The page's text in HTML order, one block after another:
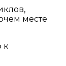
месте
к